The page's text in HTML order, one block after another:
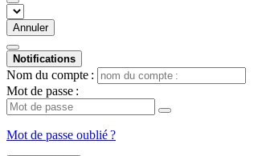
Annuler
Notifications
Nom du compte :
Mot de passe :
Mot de passe oublié ?